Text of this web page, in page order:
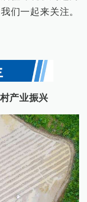
们一起来关注。
产业振兴